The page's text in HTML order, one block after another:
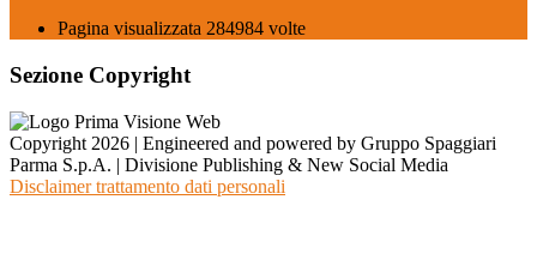
Pagina visualizzata 284984 volte
Sezione Copyright
Copyright 2026 | Engineered and powered by Gruppo Spaggiari
Parma S.p.A. | Divisione Publishing & New Social Media
Disclaimer trattamento dati personali